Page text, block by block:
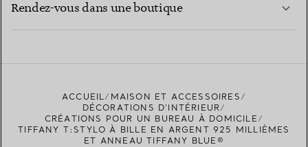
Rendez-vous dans une boutique
TROUVEZ LA BOUTIQUE LA PLUS PROCHE
ACCUEIL
MAISON ET ACCESSOIRES
DÉCORATIONS D'INTÉRIEUR
CRÉATIONS POUR UN BUREAU À DOMICILE
TIFFANY T:STYLO À BILLE EN ARGENT 925 MILLIÈMES
ET ANNEAU TIFFANY BLUE®